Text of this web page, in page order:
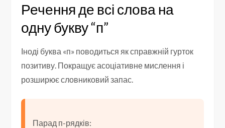
Речення де всі слова на
одну букву “п”
Іноді буква «п» поводиться як справжній гурток
позитиву. Покращує асоціативне мислення і
розширює словниковий запас.
Парад п-рядків: